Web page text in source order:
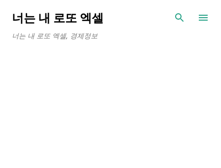
기본 콘텐츠로 건너뛰기
너는 내 로또 엑셀
너는 내 로또 엑셀, 경제정보